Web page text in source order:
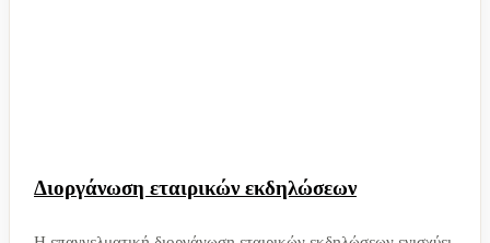
Διοργάνωση εταιρικών εκδηλώσεων